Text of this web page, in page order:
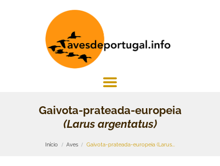
Gaivota-prateada-europeia
(Larus argentatus)
Início Aves Gaivota-prateada-europeia (Larus...